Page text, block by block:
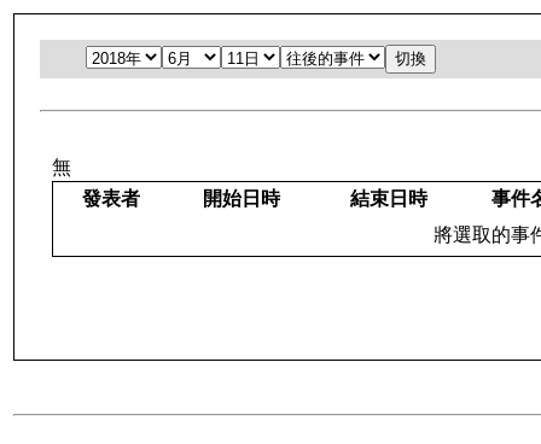
無
發表者
開始日時 結束日時
事件
將選取的事